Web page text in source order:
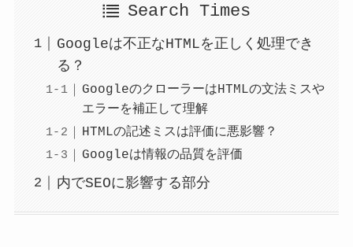
Search Times
Googleは不正なHTMLを正しく処理でき
る？
GoogleのクローラーはHTMLの文法ミスや
エラーを補正して理解
HTMLの記述ミスは評価に悪影響？
Googleは情報の品質を評価
内でSEOに影響する部分